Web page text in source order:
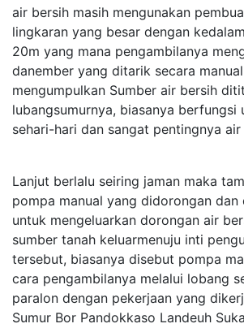
air bersih masih mengunakan
lingkaran yang besar dengan
20m yang mana pengambilanya
danember yang ditarik secara
mengumpulkan Sumber air bersih
lubangsumurnya, biasanya berfungsi
sehari-hari dan sangat pentingnya
Lanjut berlalu seiring jaman maka
pompa manual yang didorongan
untuk mengeluarkan dorongan air
sumber tanah keluarmenuju inti
tersebut, biasanya disebut pompa
cara pengambilanya melalui lobang
paralon dengan pekerjaan yang
Sumur Bor Pandokkaso Landeuh